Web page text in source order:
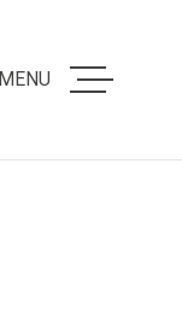
MENU